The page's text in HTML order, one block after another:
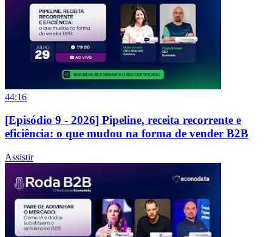
44:16
[Episódio 9 - 2026] Pipeline, receita recorrente e
eficiência: o que mudou na forma de vender B2B
Assistir